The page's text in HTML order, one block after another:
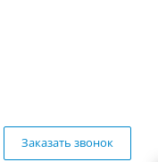
Заказать звонок